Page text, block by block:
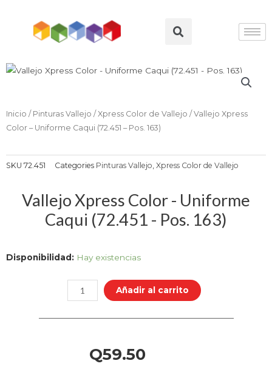
contenido
Search
Inicio / Pinturas Vallejo / Xpress Color de Vallejo / Vallejo Xpress
Color – Uniforme Caqui (72.451 – Pos. 163)
SKU 72.451 Categories Pinturas Vallejo, Xpress Color de Vallejo
Vallejo Xpress Color - Uniforme
Caqui (72.451 - Pos. 163)
Disponibilidad: Hay existencias
Vallejo
Color
-
Uniforme
(72.451
Añadir al carrito
Q59.50